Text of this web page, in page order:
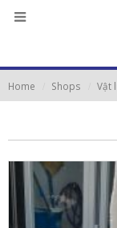
Home Shops Vật